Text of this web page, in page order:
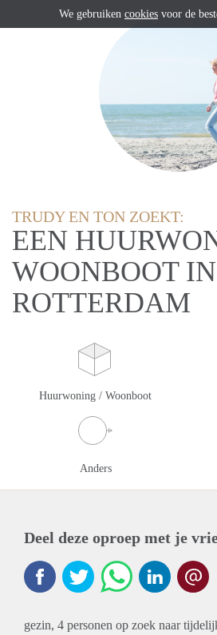
TRUDY EN TON ZOEKT:
EEN
WOONBOOT IN
ROTTERDAM
Huurwoning / Woonboot
Anders
Deel deze oproep met je
gezin, 4 personen op zoek naar
We gebruiken cookies voor de